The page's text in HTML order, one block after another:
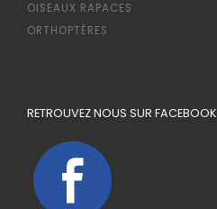
OISEAUX RAPACES
ORTHOPTÈRES
RETROUVEZ NOUS SUR FACEBOOK